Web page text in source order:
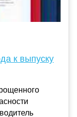
к выпуску